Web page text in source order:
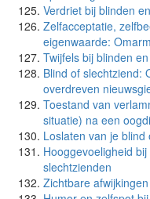
Verdriet bij blinden
Zelfacceptatie,
eigenwaarde:
Twijfels bij blinden
Blind of slechtziend:
overdreven
Toestand van
situatie) na een
Loslaten van je blind
Hooggevoeligheid
slechtzienden
Zichtbare